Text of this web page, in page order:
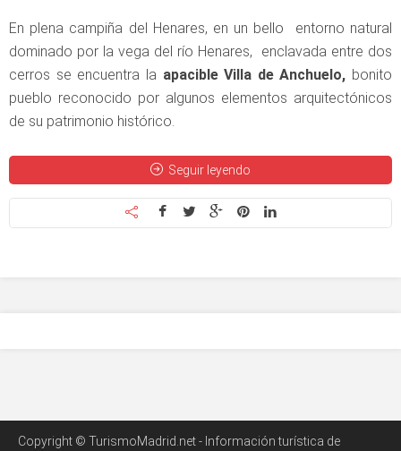
En plena campiña del Henares, en un bello entorno natural
dominado por la vega del río Henares, enclavada entre dos
cerros se encuentra la apacible Villa de Anchuelo, bonito
pueblo reconocido por algunos elementos arquitectónicos
de su patrimonio histórico.
Seguir leyendo
Copyright © TurismoMadrid.net - Información turística de